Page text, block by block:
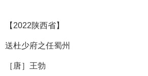
【2022陕西省】
送杜少府之任蜀州
［唐］王勃